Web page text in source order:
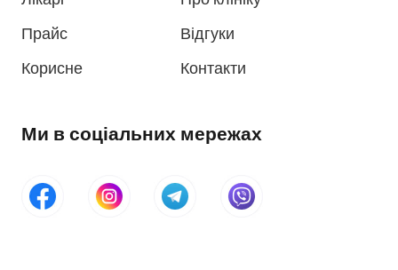
Прайс
Корисне
Відгуки
Контакти
Ми в соціальних мережах